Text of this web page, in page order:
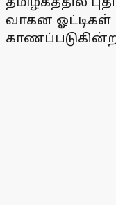
வாகன ஓட்டிகள்